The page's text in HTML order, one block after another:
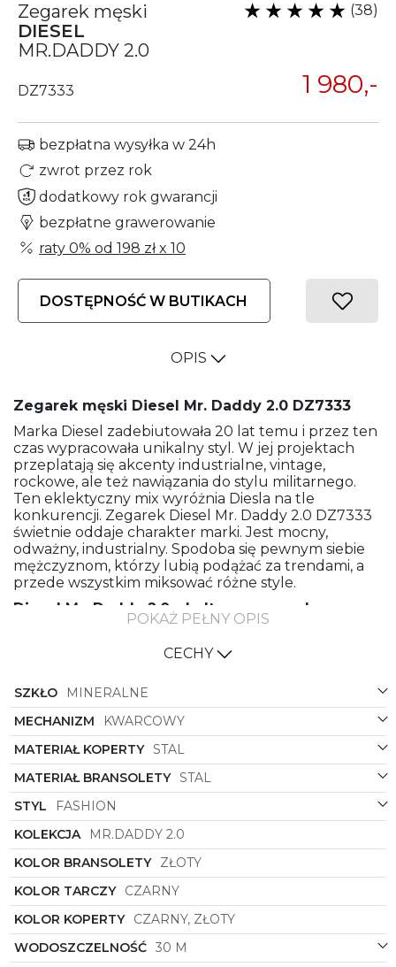
Zegarek męski
DIESEL
MR.DADDY 2.0
(38)
DZ7333 1 980,-
bezpłatna wysyłka w 24h
zwrot przez rok
dodatkowy rok gwarancji
bezpłatne grawerowanie
raty 0% od 198 złx 10
DOSTĘPNOŚĆ W BUTIKACH
OPIS
Zegarek męski Diesel Mr. Daddy 2.0 DZ7333
Marka Diesel zadebiutowała 20 lat temu i przez ten
czas wypracowała unikalny styl. W jej projektach
przeplatają się akcenty industrialne, vintage,
rockowe, ale też nawiązania do stylu militarnego.
Ten eklektyczny mix wyróżnia Diesla na tle
konkurencji. Zegarek Diesel Mr. Daddy 2.0 DZ7333
świetnie oddaje charakter marki. Jest mocny,
odważny, industrialny. Spodoba się pewnym siebie
mężczyznom, którzy lubią podążać za trendami, a
przede wszystkim miksować różne style.
Diesel Mr. Daddy 2.0 – kultowy zegarek w
industrialnym stylu
Surowe, industrialne elementy, widoczne śrubki i
z kolekcji Mr. Daddy 2.0 to ponadwymiarowe
masywne koperty o średnicy 57 milimetrów. Duża
tarcza to oczywiście znacznie więcej możliwości.
Stąd też w zegarku znajdziesz szereg praktycznych
funkcji, m.in.:
• datownik,
• stoper,
• chronograf,
• wskaźnik dual time.
Siła napędową tego modelu jest precyzyjny
mechanizm kwarcowy zasilany baterią. Tarczę
przykrywa szkło mineralne odporne na stłuczenia.
Bransoletę wykonano z mocnej, hipoalergicznej stali
szlachetnej. Zdecydowany? Zamów teraz na
swiss.com.pl!
POKAŻ PEŁNY OPIS
CECHY
SZKŁO
MINERALNE
MECHANIZM
KWARCOWY
MATERIAŁ KOPERTY STAL
MATERIAŁ BRANSOLETY STAL
STYL
FASHION
KOLEKCJA
MR.DADDY 2.0
KOLOR BRANSOLETY ZŁOTY
KOLOR TARCZY CZARNY
KOLOR KOPERTY CZARNY, ZŁOTY
WODOSZCZELNOŚĆ 30 M